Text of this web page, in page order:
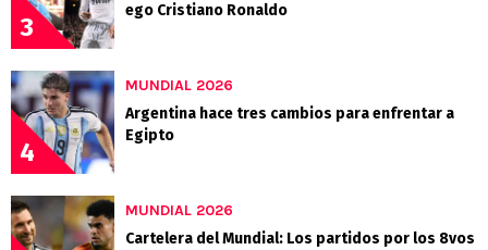
3
ego Cristiano Ronaldo
4
MUNDIAL 2026
Argentina hace tres cambios para enfrentar a
Egipto
MUNDIAL 2026
Cartelera del Mundial: Los partidos por los 8vos